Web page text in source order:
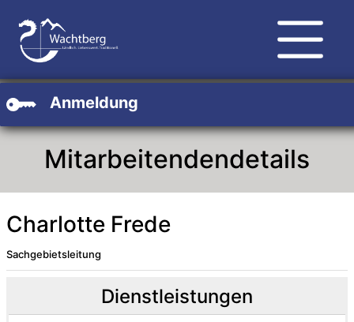
Anmeldung
Mitarbeitendendetails
Charlotte Frede
Sachgebietsleitung
Beschreibung
Beschreibung Intern
Dienstleistungen